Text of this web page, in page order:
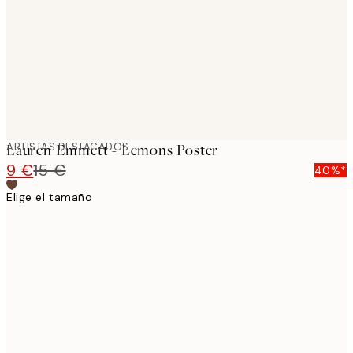
ARTISTAS DESTACADOS
Lauren Emmett - Lemons Poster
9 €15 €
40%*
Elige el tamaño